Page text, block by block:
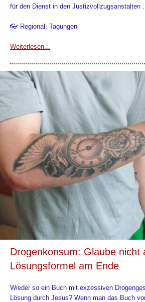
für den Dienst in den Justizvollzugsanstalten
👓 Regional, Tagungen
Weiterlesen...
Drogenkonsum: Glaube nicht
Lösungsformel am Ende
Wieder so ein Buch mit exzessiven
Lösung durch Jesus? Wenn man das Buch